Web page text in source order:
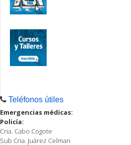
Teléfonos útiles
Emergencias médicas:
Policía:
Cria. Cabo Cogote
Sub Cria. Juárez Celman